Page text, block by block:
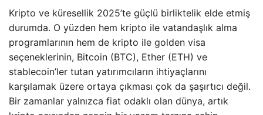
Kripto ve küresellik 2025’te güçlü birliktelik elde etmiş
durumda. O yüzden hem kripto ile vatandaşlık alma
programlarının hem de kripto ile golden visa
seçeneklerinin, Bitcoin (BTC), Ether (ETH) ve
stablecoin’ler tutan yatırımcıların ihtiyaçlarını
karşılamak üzere ortaya çıkması çok da şaşırtıcı değil.
Bir zamanlar yalnızca fiat odaklı olan dünya, artık